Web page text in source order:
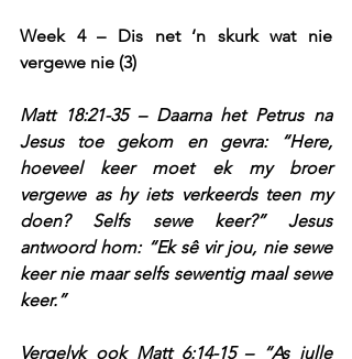
Week 4 – Dis net ‘n skurk wat nie
vergewe nie (3)
Matt 18:21-35 – Daarna het Petrus na
Jesus toe gekom en gevra: “Here,
hoeveel keer moet ek my broer
vergewe as hy iets verkeerds teen my
doen? Selfs sewe keer?” Jesus
antwoord hom: “Ek sê vir jou, nie sewe
keer nie maar selfs sewentig maal sewe
keer.”
Vergelyk ook Matt 6:14-15 – “As julle